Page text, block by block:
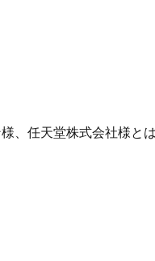
、任天堂株式会社様と